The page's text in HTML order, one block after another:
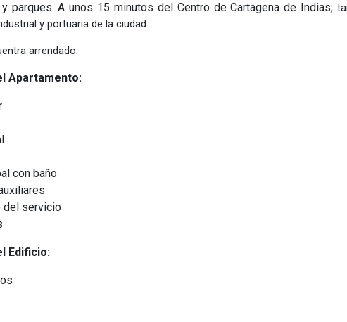
parques. A unos 15 minutos del Centro de Cartagena de Indias;
y portuaria de la ciudad.
arrendado.
Apartamento:
con baño
del servicio
Edificio: